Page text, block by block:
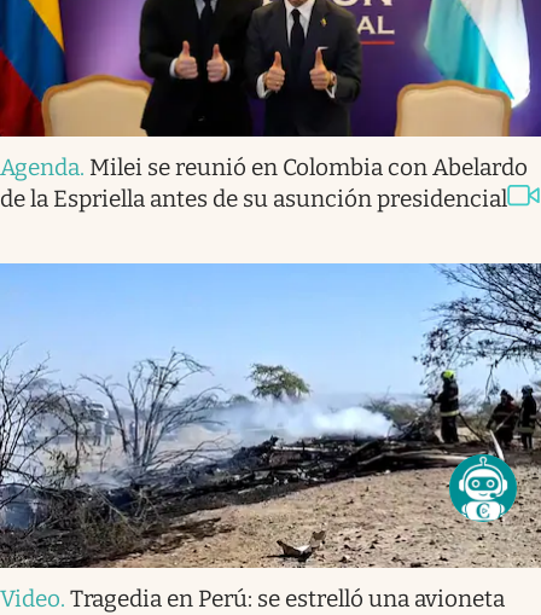
Agenda. Milei se reunió en Colombia con Abelardo
de la Espriella antes de su asunción presidencial
Video. Tragedia en Perú: se estrelló una avioneta